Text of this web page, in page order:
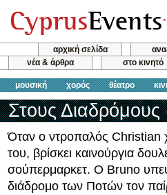
αρχική σελίδα
νέα & άρθρα
στο κινητό
μουσική χορός θέατρο
Στους
Όταν ο ντροπαλός Christian
του, βρίσκει καινούργια
σούπερμαρκετ. Ο Bruno
διάδρομο των Ποτών τον